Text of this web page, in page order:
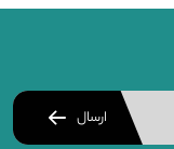
ارسال